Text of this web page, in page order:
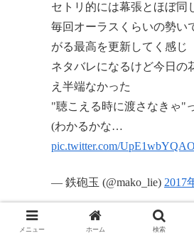
セトリ的には幕張とほぼ同
毎回オーラスくらいの勢い
がる最高を更新してく感じ
ネタバレになるけど今日の
え半端なかった
"聴こえる時に渡さなきゃ"
(わかるかな…
pic.twitter.com/UpE1wbYQAO
— 鉄砲玉 (@mako_lie) 2017
メニュー ホーム 検索